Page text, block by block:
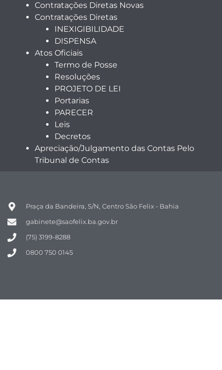
Contratações Diretas Novas
Contratações Diretas
INEXIGIBILIDADE
DISPENSA
Atos Oficiais
Termo de Posse
Resoluções
PROJETO DE LEI
Portarias
PARECER
Leis
Decretos
Apreciação/Julgamento das Contas Pelo
Tribunal de Contas
Praça da Bandeira, S/N, Centro São Felix - Bahia
gabinete@saofelix.ba.gov.br
(75) 3199-8288
0800 750 0145